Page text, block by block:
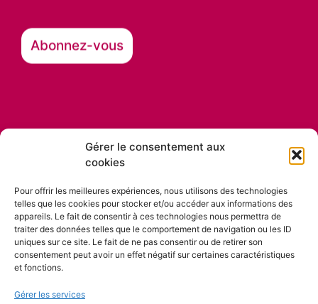
Gérer le consentement aux
cookies
Pour offrir les meilleures expériences, nous utilisons des technologies
telles que les cookies pour stocker et/ou accéder aux informations des
appareils. Le fait de consentir à ces technologies nous permettra de
traiter des données telles que le comportement de navigation ou les ID
uniques sur ce site. Le fait de ne pas consentir ou de retirer son
consentement peut avoir un effet négatif sur certaines caractéristiques
et fonctions.
Gérer les services
Nos partenaires